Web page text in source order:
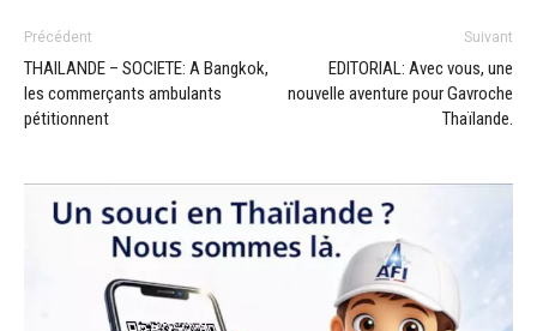
Précédent
THAILANDE – SOCIETE: A Bangkok,
les commerçants ambulants
pétitionnent
Suivant
EDITORIAL: Avec vous, une
nouvelle aventure pour Gavroche
Thaïlande.